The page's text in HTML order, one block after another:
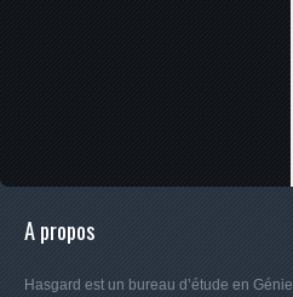
A propos
Hasgard est un bureau d’étude en Génie